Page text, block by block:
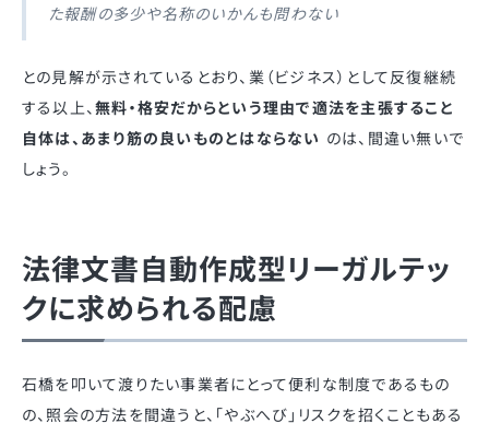
た報酬の多少や名称のいかんも問わない
との見解が示されているとおり、業（ビジネス）として反復継続
する以上、無料・格安だからという理由で適法を主張すること
自体は、あまり筋の良いものとはならない のは、間違い無いで
しょう。
法律文書自動作成型リーガルテッ
クに求められる配慮
石橋を叩いて渡りたい事業者にとって便利な制度であるもの
の、照会の方法を間違うと、「やぶへび」リスクを招くこともある